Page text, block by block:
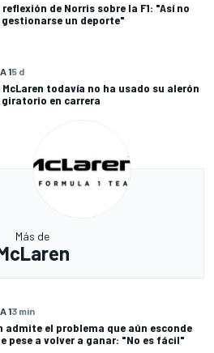
de Norris sobre la F1: "Así no
gestionarse un deporte"
15 d
McLaren todavía no ha usado su alerón
en carrera
Más de
13 min
admite el problema que aún esconde
pese a volver a ganar: "No es fácil"